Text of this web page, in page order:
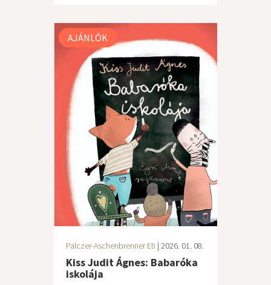
AJÁNLÓK
Palczer-Aschenbrenner Eti | 2026. 01. 08.
Kiss Judit Ágnes: Babaróka
iskolája